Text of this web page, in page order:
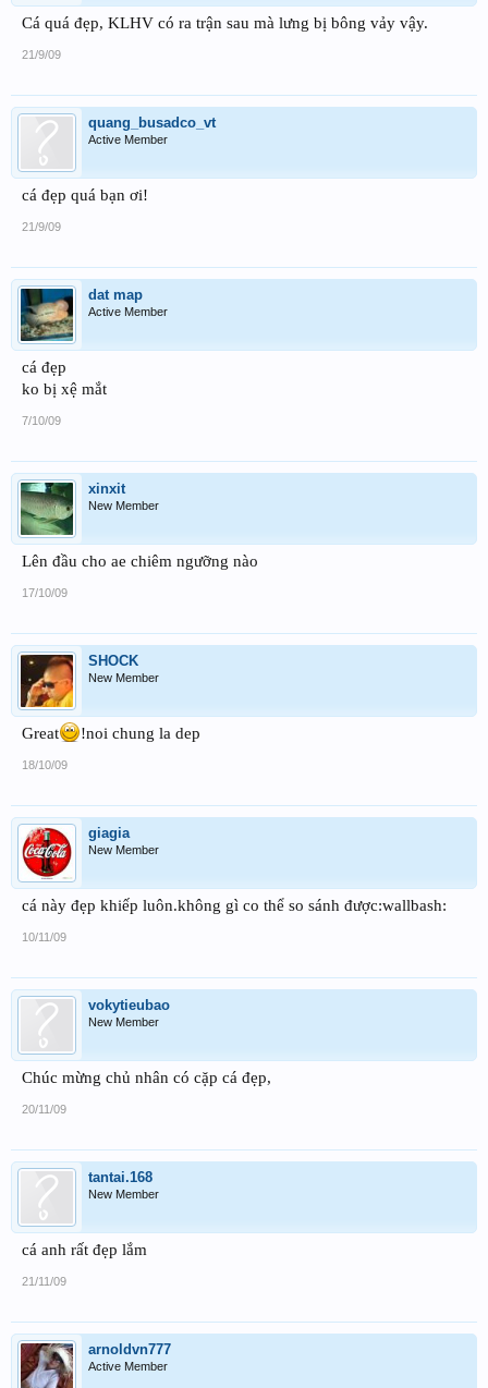
Cá quá đẹp, KLHV có ra trận sau mà lưng bị bông vảy vậy.
21/9/09
quang_busadco_vt
Active Member
cá đẹp quá bạn ơi!
21/9/09
dat map
Active Member
cá đẹp
ko bị xệ mắt
7/10/09
xinxit
New Member
Lên đầu cho ae chiêm ngưỡng nào
17/10/09
SHOCK
New Member
Great !noi chung la dep
18/10/09
giagia
New Member
cá này đẹp khiếp luôn.không gì co thể so sánh được:wallbash:
10/11/09
vokytieubao
New Member
Chúc mừng chủ nhân có cặp cá đẹp,
20/11/09
tantai.168
New Member
cá anh rất đẹp lắm
21/11/09
arnoldvn777
Active Member